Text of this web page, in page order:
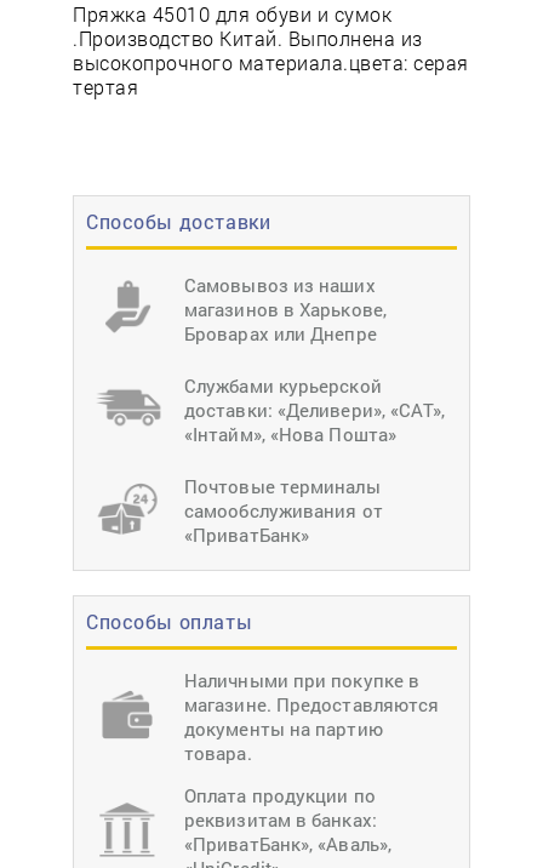
Способы доставки
Самовывоз из наших
магазинов в Харькове,
Броварах или Днепре
Службами курьерской
доставки: «Деливери», «САТ»,
«Інтайм», «Нова Пошта»
Почтовые терминалы
самообслуживания от
«ПриватБанк»
Способы оплаты
Наличными при покупке в
магазине. Предоставляются
документы на партию
товара.
Оплата продукции по
реквизитам в банках:
«ПриватБанк», «Аваль»,
Пряжка 45010 для обуви и сумок
.Производство Китай. Выполнена из
высокопрочного материала.цвета: серая
тертая